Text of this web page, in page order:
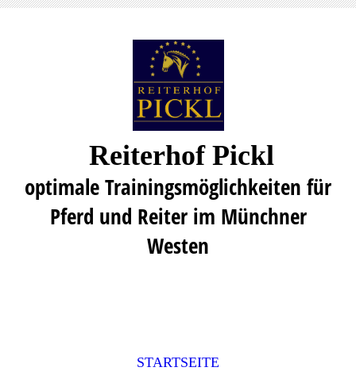
Reiterhof Pickl
optimale Trainingsmöglichkeiten für
Pferd und Reiter im Münchner
Westen
STARTSEITE